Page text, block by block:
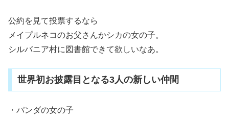
公約を見て投票するなら
メイプルネコのお父さんかシカの女の子。
シルバニア村に図書館できて欲しいなあ。
世界初お披露目となる3人の新しい仲間
・パンダの女の子